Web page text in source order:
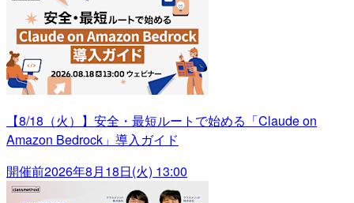
【8/18（火）】安全・最短ルートで始める「Claude on
Amazon Bedrock」導入ガイド
開催前2026年8月18日(火) 13:00